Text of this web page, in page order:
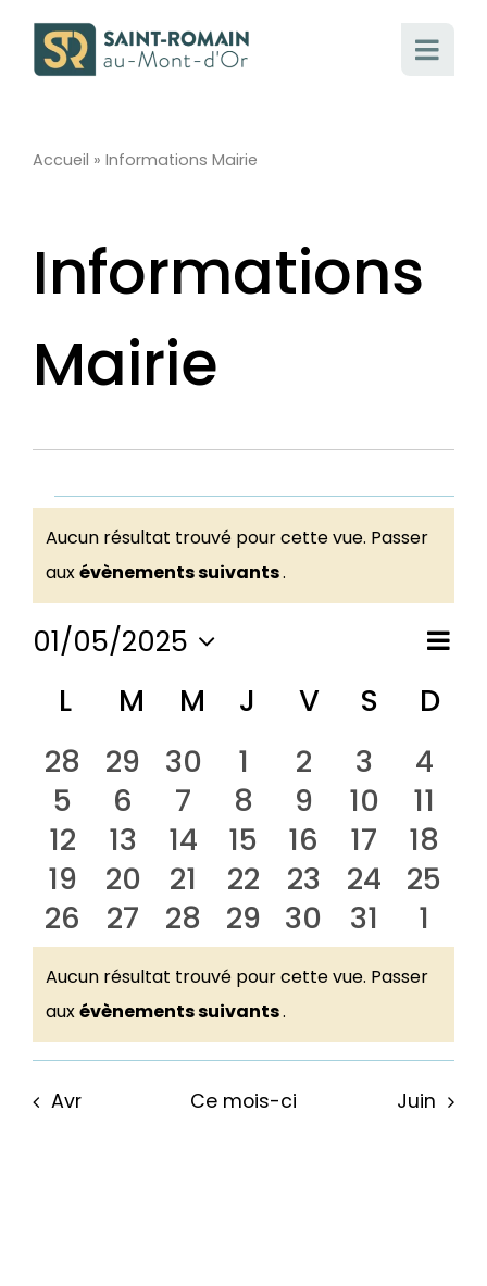
Accueil » Informations Mairie
Informations
Mairie
Évènements
Notice
Aucun résultat trouvé pour cette vue. Passer
auxévènements suivants.
par
de
Mois
01/05/2025
une
Calendrier
de
Évènements
Llundi
M mardi
M mercredi
J jeudi
V vendredi
S D
0
évènements
28
0
évènements
29
0
évènements
30
0
évènements
1
0
évènements
2
0
3
0
4
0
évènements
5
0
évènements
6
0
évènements
7
0
évènements
8
0
évènements
9
0
10
0
11
0
évènements
12
0
évènements
13
0
évènements
14
0
évènements
15
0
évènements
16
0
17
0
18
0
évènements
19
0
évènements
20
0
évènements
21
0
évènements
22
0
évènements
23
0
24
0
25
0
évènements
26
0
évènements
27
0
évènements
28
0
évènements
29
0
évènements
30
0
31
0
1
Notice
Aucun résultat trouvé pour cette vue. Passer
auxévènements suivants.
Avr Ce mois-ci Juin